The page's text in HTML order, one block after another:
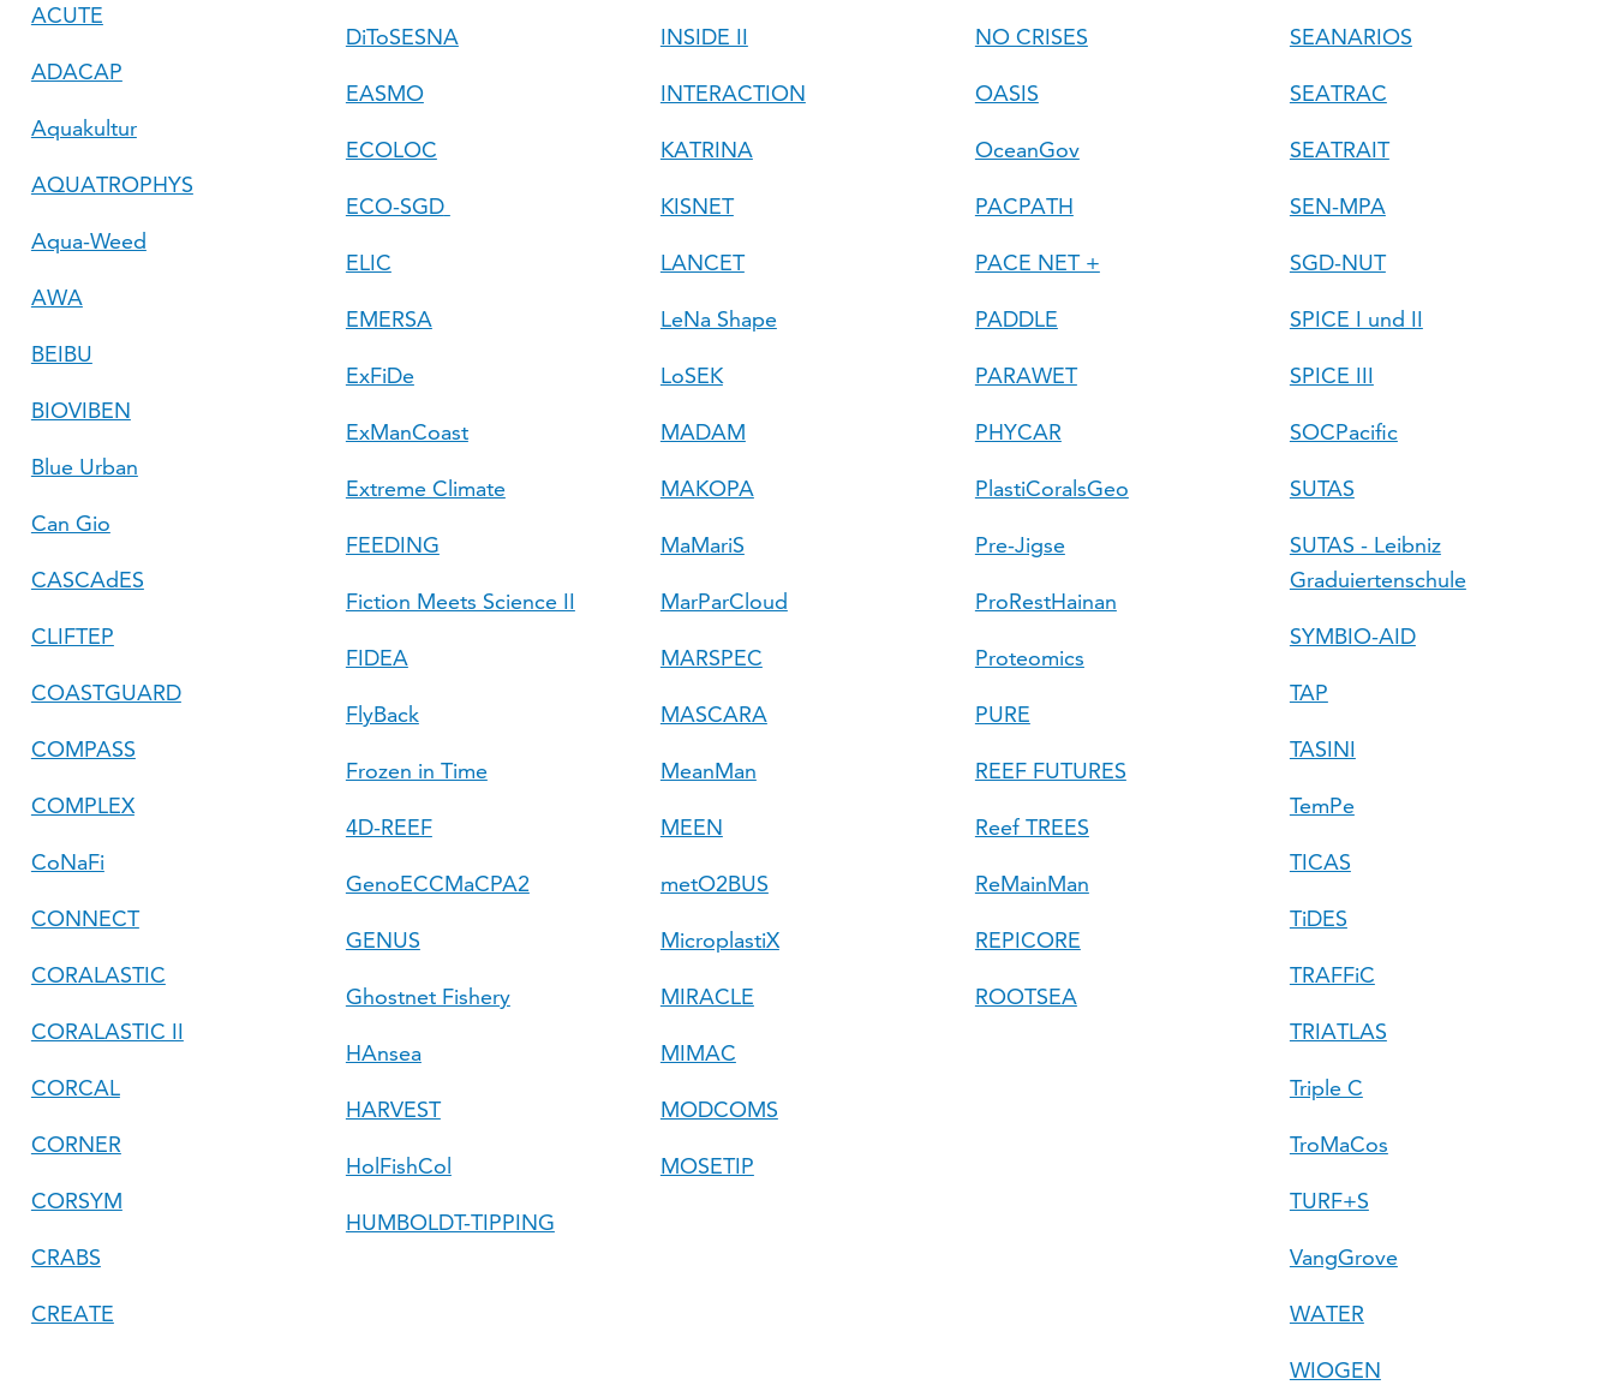
ACUTE
ADACAP
Aquakultur
AQUATROPHYS
Aqua-Weed
AWA
BEIBU
BIOVIBEN
Blue Urban
Can Gio
CASCAdES
CLIFTEP
COASTGUARD
COMPASS
COMPLEX
CoNaFi
CONNECT
CORALASTIC
CORALASTIC II
CORCAL
CORNER
CORSYM
CRABS
CREATE
DiToSESNA
EASMO
ECOLOC
ECO-SGD
ELIC
EMERSA
ExFiDe
ExManCoast
Extreme Climate
FEEDING
Fiction Meets Science II
FIDEA
FlyBack
Frozen in Time
4D-REEF
GenoECCMaCPA2
GENUS
Ghostnet Fishery
HAnsea
HARVEST
HolFishCol
HUMBOLDT-TIPPING
INSIDE II
INTERACTION
KATRINA
KISNET
LANCET
LeNa Shape
LoSEK
MADAM
MAKOPA
MaMariS
MarParCloud
MARSPEC
MASCARA
MeanMan
MEEN
metO2BUS
MicroplastiX
MIRACLE
MIMAC
MODCOMS
MOSETIP
NO CRISES
OASIS
OceanGov
PACPATH
PACE NET +
PADDLE
PARAWET
PHYCAR
PlastiCoralsGeo
Pre-Jigse
ProRestHainan
Proteomics
PURE
REEF FUTURES
Reef TREES
ReMainMan
REPICORE
ROOTSEA
SEANARIOS
SEATRAC
SEATRAIT
SEN-MPA
SGD-NUT
SPICE I und II
SPICE III
SOCPacific
SUTAS
SUTAS - Leibniz
Graduiertenschule
SYMBIO-AID
TAP
TASINI
TemPe
TICAS
TiDES
TRAFFiC
TRIATLAS
Triple C
TroMaCos
TURF+S
VangGrove
WATER
WIOGEN